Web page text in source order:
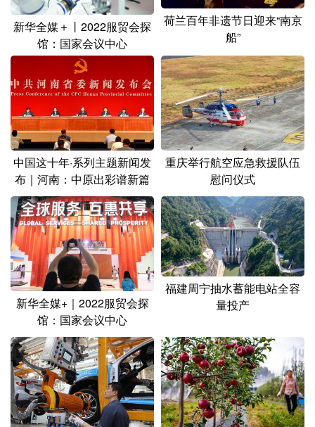
English Español Français عربى
Русский язык
新华全媒＋丨2022服贸会探
馆：国家会议中心
荷兰百年非遗节日迎来“南京
船”
中国这十年·系列主题新闻发
布｜河南：中原出彩谱新篇
重庆举行航空应急救援队伍
慰问仪式
新华全媒+｜2022服贸会探
馆：国家会议中心
福建周宁抽水蓄能电站全容
量投产